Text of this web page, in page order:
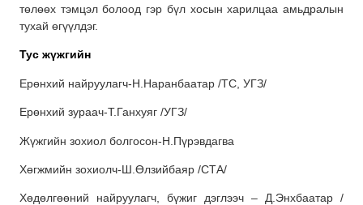
төлөөх тэмцэл болоод гэр бүл хосын харилцаа амьдралын
тухай өгүүлдэг.
Тус жүжгийн
Ерөнхий найруулагч-Н.Наранбаатар /ТС, УГЗ/
Ерөнхий зураач-Т.Ганхуяг /УГЗ/
Жүжгийн зохиол болгосон-Н.Пүрэвдагва
Хөгжмийн зохиолч-Ш.Өлзийбаяр /СТА/
Хөдөлгөөний найруулагч, бүжиг дэглээч – Д.Энхбаатар /